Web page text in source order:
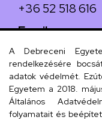
+36 52 518 616
Email
Cím
4024
A Debreceni
rendelkezésére
adatok védelmét.
Egyetem a 2018.
Általános
folyamatait és